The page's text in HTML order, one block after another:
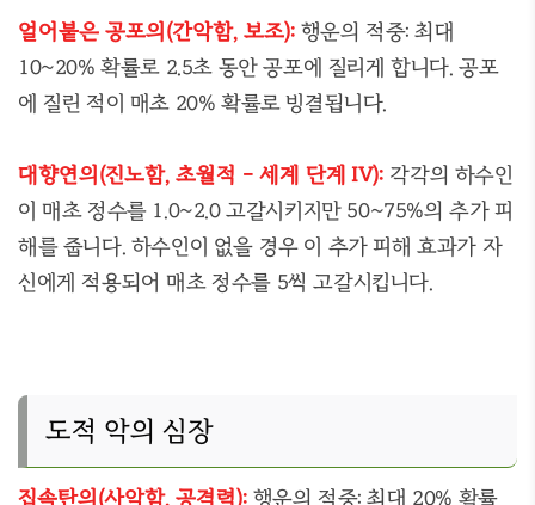
얼어붙은 공포의(간악함, 보조): 행운의 적중: 최대
10~20% 확률로 2.5초 동안 공포에 질리게 합니다. 공포
에 질린 적이 매초 20% 확률로 빙결됩니다.
대향연의(진노함, 초월적 - 세계 단계 IV): 각각의 하수인
이 매초 정수를 1.0~2.0 고갈시키지만 50~75%의 추가 피
해를 줍니다. 하수인이 없을 경우 이 추가 피해 효과가 자
신에게 적용되어 매초 정수를 5씩 고갈시킵니다.
도적 악의 심장
집속탄의(사악함, 공격력): 행운의 적중: 최대 20% 확률